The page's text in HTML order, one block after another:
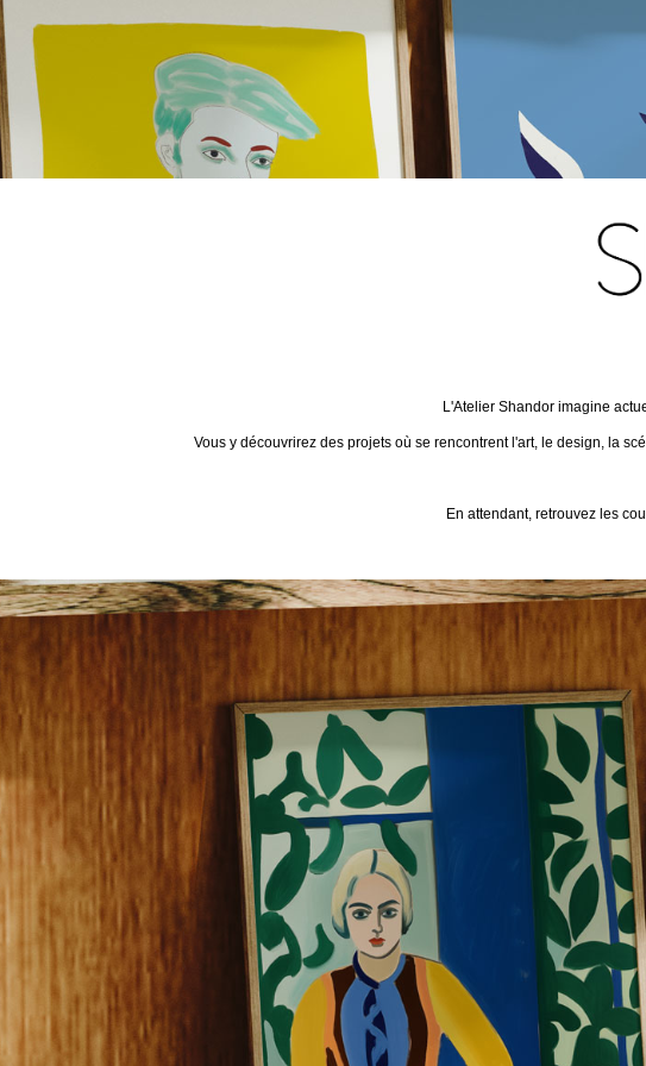
L'Atelier Shandor imagine
Vous y découvrirez des projets où se rencontrent l'art, le design, la
En attendant, retrouvez les